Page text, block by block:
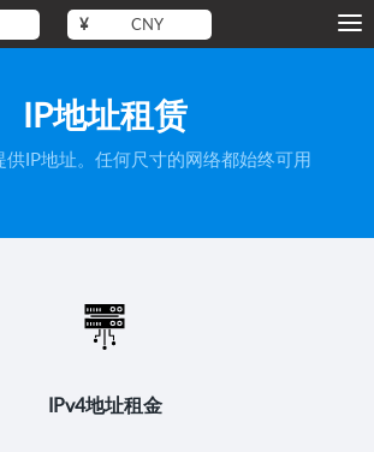
¥ CNY
IP地址租赁
供IP地址。任何尺寸的网络都始终可用
IPv4地址租金